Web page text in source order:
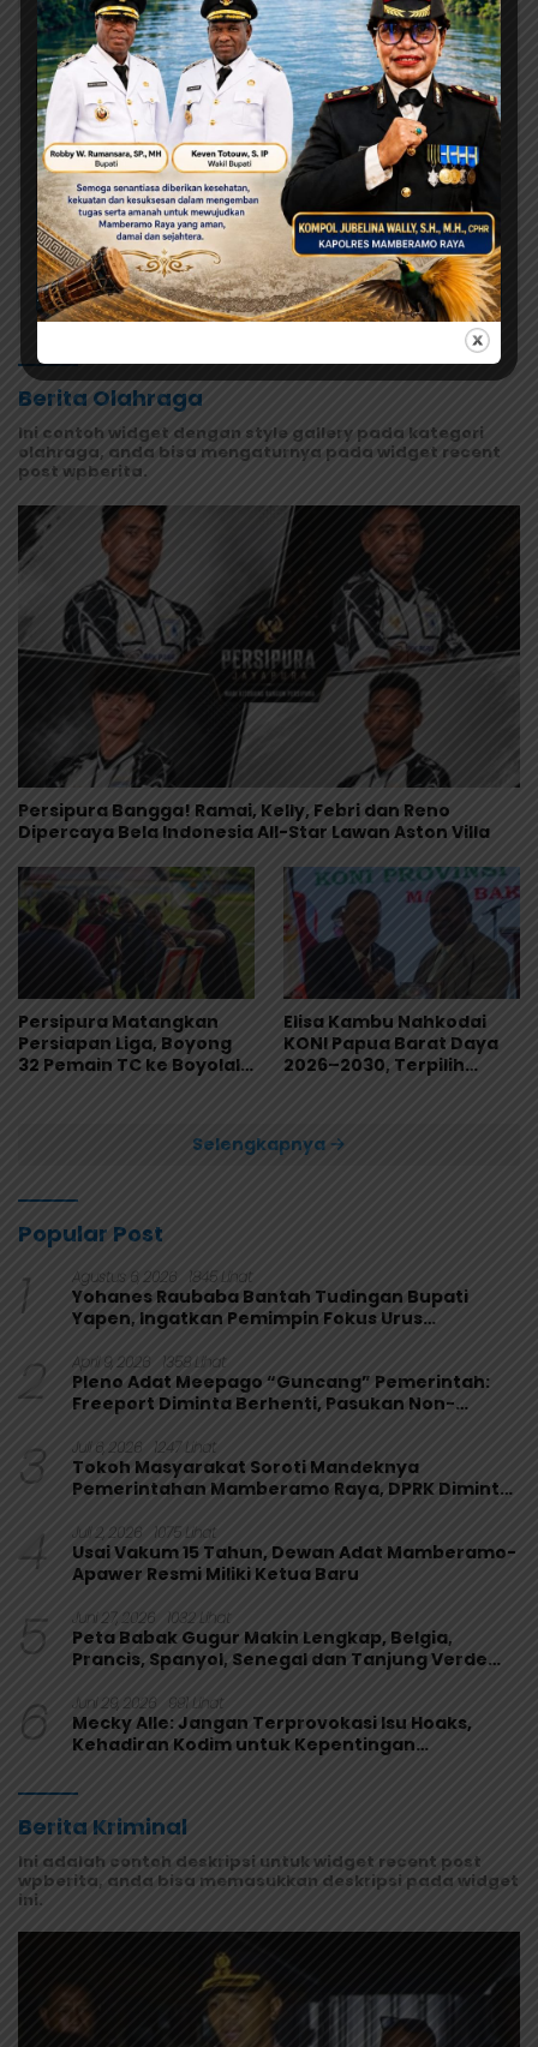
Dipulangkan Saat Masih Muntah dan Diare
Agustus 7, 2026
MRP Tegaskan Dukungan Papua
Utara: “Ini Soal Keadilan bagi
Saireri”
Agustus 7, 2026
Warisan Leluhur Pulang ke Papua,
Ribuan Artefak dari Amerika
Diserahkan ke Museum Uncen
Selengkapnya
Berita Olahraga
Ini contoh widget dengan style gallery pada kategori
olahraga, anda bisa mengaturnya pada widget recent
post wpberita.
Persipura Bangga! Ramai, Kelly, Febri dan Reno
Dipercaya Bela Indonesia All-Star Lawan Aston Villa
Persipura Matangkan
Persiapan Liga, Boyong
32 Pemain TC ke Boyolali
Elisa Kambu Nahkodai
KONI Papua Barat Daya
2026–2030, Terpilih
Selengkapnya
Popular Post
1 Agustus 6, 2026 1845 Lihat
Yohanes Raubaba Bantah Tudingan Bupati
Yapen, Ingatkan Pemimpin Fokus Urus
2 April 9, 2026 1358 Lihat
Pleno Adat Meepago “Guncang” Pemerintah:
Freeport Diminta Berhenti, Pasukan Non-
3 Juli 6, 2026 1247 Lihat
Tokoh Masyarakat Soroti Mandeknya
Pemerintahan Mamberamo Raya, DPRK Diminta
4 Juli 2, 2026 1075 Lihat
Usai Vakum 15 Tahun, Dewan Adat Mamberamo-
Apawer Resmi Miliki Ketua Baru
5 Juni 27, 2026 1032 Lihat
Peta Babak Gugur Makin Lengkap, Belgia,
Prancis, Spanyol, Senegal dan Tanjung Verde
6 Juni 29, 2026 991 Lihat
Mecky Alle: Jangan Terprovokasi Isu Hoaks,
Kehadiran Kodim untuk Kepentingan
Berita Kriminal
Ini adalah contoh deskripsi untuk widget recent post
wpberita, anda bisa memasukkan deskripsi pada widget
ini.